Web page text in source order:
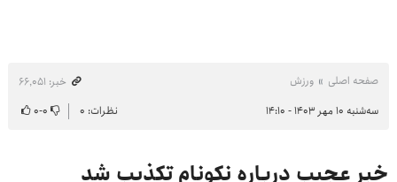
صفحه اصلی ورزش
خبر: ۶۶٬۰۵۱
سه‌شنبه ۱۰ مهر ۱۴۰۳ - ۱۴:۱۰
نظرات: ۰ ۰-۰
خبر عجیب درباره نکونام تکذیب شد